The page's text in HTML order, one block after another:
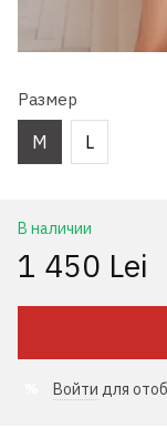
Размер
M L
В наличии
1 450 Lei
Войти для